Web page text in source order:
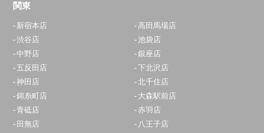
青葉台店
10:00～20:00
0120-826-609
関東
新宿本店
高田馬場店
渋谷店
池袋店
中野店
銀座店
五反田店
下北沢店
神田店
北千住店
錦糸町店
大森駅前店
青砥店
赤羽店
田無店
八王子店